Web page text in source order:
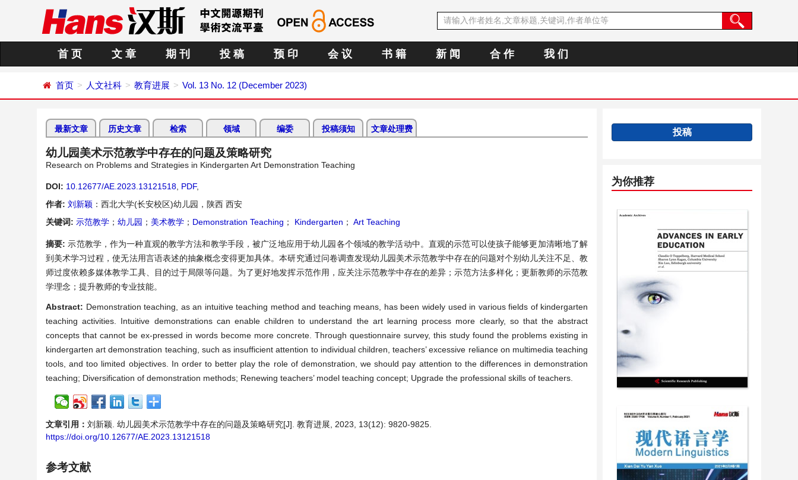
首 页 文 章 期 刊 投 稿 预 印 会 议 书 籍 新 闻 合 作 我 们
首页 人文社科 教育进展 Vol. 13 No. 12 (December 2023)
最新文章 历史文章 检索 领域 编委 投稿须知 文章处理费
幼儿园美术示范教学中存在的问题及策略研究
Research on Problems and Strategies in Kindergarten Art Demonstration Teaching
DOI: 10.12677/AE.2023.13121518 PDF,
作者: 刘新颖 ：西北大学(长安校区)幼儿园，陕西 西安
关键词: 示范教学 ； 幼儿园 ； 美术教学 ； Demonstration Teaching ； Kindergarten ； Art Teaching
摘要:示范教学，作为一种直观的教学方法和教学手段，被广泛地应用于幼儿园各个领域的教学活动中。直观的示范可以使孩子能够更加清晰地了解
到美术学习过程，使无法用言语表述的抽象概念变得更加具体。本研究通过问卷调查发现幼儿园美术示范教学中存在的问题对个别幼儿关注不足、教
师过度依赖多媒体教学工具、目的过于局限等问题。为了更好地发挥示范作用，应关注示范教学中存在的差异；示范方法多样化；更新教师的示范教
学理念；提升教师的专业技能。
Abstract: Demonstration teaching, as an intuitive teaching method and teaching means, has been widely used in various fields of kindergarten
teaching activities. Intuitive demonstrations can enable children to understand the art learning process more clearly, so that the abstract
concepts that cannot be ex-pressed in words become more concrete. Through questionnaire survey, this study found the problems existing in
kindergarten art demonstration teaching, such as insufficient attention to individual children, teachers’ excessive reliance on multimedia teaching
tools, and too limited objectives. In order to better play the role of demonstration, we should pay attention to the differences in demonstration
teaching; Diversification of demonstration methods; Renewing teachers’ model teaching concept; Upgrade the professional skills of teachers.
文章引用： 刘新颖. 幼儿园美术示范教学中存在的问题及策略研究[J]. 教育进展, 2023, 13(12): 9820-9825.
https://doi.org/10.12677/AE.2023.13121518
参考文献
投稿
为你推荐